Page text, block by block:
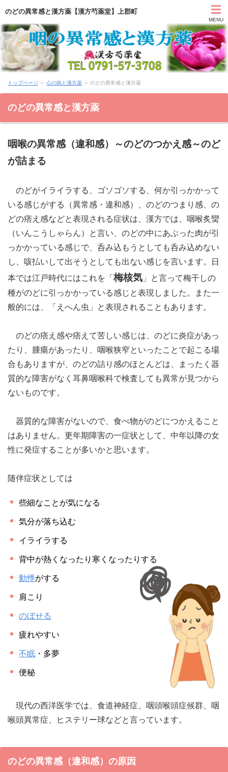
のどの異常感と漢方薬【漢方芍薬堂】上郡町
MENU
HOME
カウンセリング
アクセス
薬膳ブログ「日々塩梅」
上郡日記ブログ
トップページ ＞ 心の病と漢方薬 ＞ のどの異常感と漢方薬
のどの異常感と漢方薬
咽喉の異常感（違和感）～のどのつかえ感～のど
が詰まる
のどがイライラする、ゴソゴソする、何か引っかかって
いる感じがする（異常感・違和感）、のどのつまり感、の
どの痞え感などと表現される症状は、漢方では、咽喉炙臠
（いんこうしゃらん）と言い、のどの中にあぶった肉が引
っかかっている感じで、呑み込もうとしても呑み込めない
し、咳払いして出そうとしても出ない感じを言います。日
本では江戸時代にはこれを「 梅核気 」と言って梅干しの
種がのどに引っかかっている感じと表現しました。また一
般的には、「えへん虫」と表現されることもあります。
のどの痞え感や痞えて苦しい感じは、のどに炎症があっ
たり、腫瘍があったり、咽喉狭窄といったことで起こる場
合もありますが、のどの詰り感のほとんどは、まったく器
質的な障害がなく耳鼻咽喉科で検査しても異常が見つから
ないものです。
器質的な障害がないので、食べ物がのどにつかえること
はありません。更年期障害の一症状として、中年以降の女
性に発症することが多いかと思います。
随伴症状としては
些細なことが気になる
気分が落ち込む
イライラする
背中が熱くなったり寒くなったりする
動悸がする
肩こり
のぼせる
疲れやすい
不眠 ・多夢
便秘
現代の西洋医学では、食道神経症、咽頭喉頭症候群、咽
喉頭異常症、ヒステリー球などと言っています。
のどの異常感（違和感）の原因